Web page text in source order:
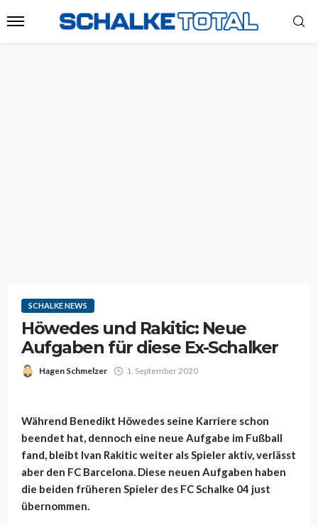
SCHALKE NEWS
Höwedes und Rakitic: Neue
Aufgaben für diese Ex-Schalker
Hagen Schmelzer 1. September 2020
Während Benedikt Höwedes seine Karriere schon
beendet hat, dennoch eine neue Aufgabe im Fußball
fand, bleibt Ivan Rakitic weiter als Spieler aktiv, verlässt
aber den FC Barcelona. Diese neuen Aufgaben haben
die beiden früheren Spieler des FC Schalke 04 just
übernommen.